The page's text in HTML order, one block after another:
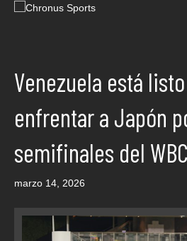
Venezuela está
enfrentar a Japón
semifinales del WBC
marzo 14, 2026